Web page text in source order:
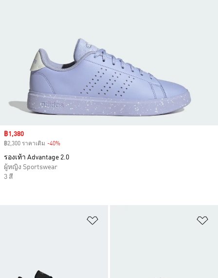
Sale price
฿1,380
฿2,300 ราคาเดิม -40%
รองเท้า Advantage 2.0
ผู้หญิง Sportswear
3 สี